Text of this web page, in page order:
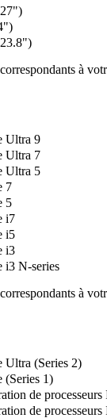
à
Ultra 9
Ultra 7
Ultra 5
7
5
i7
i5
i3
i3 N-series
à
Ultra (Series 2)
(Series 1)
de
de